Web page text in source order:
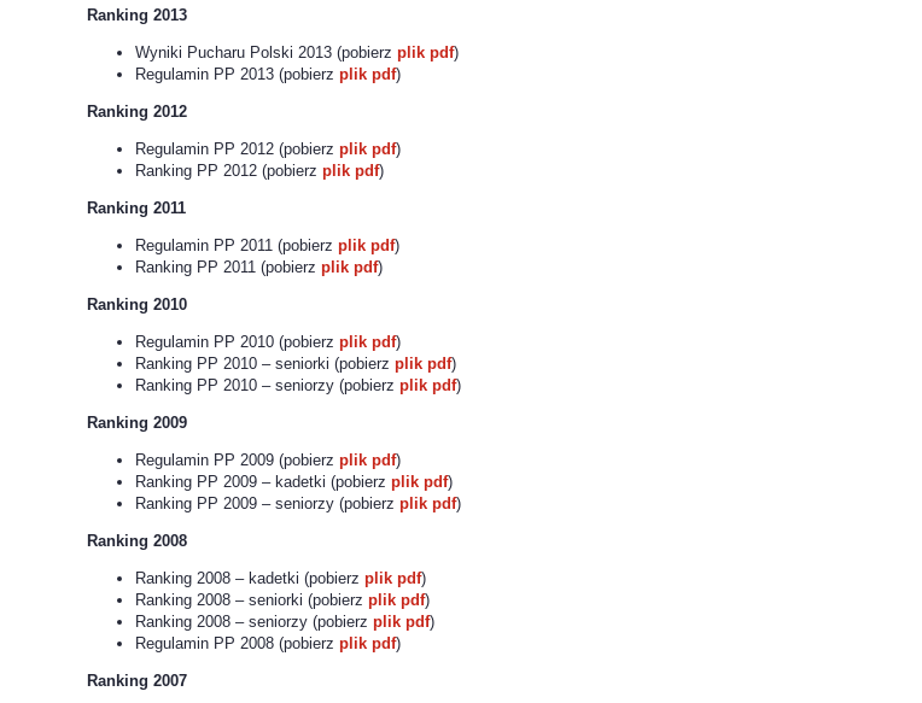
Ranking 2013
Wyniki Pucharu Polski 2013 (pobierz plik pdf)
Regulamin PP 2013 (pobierz plik pdf)
Ranking 2012
Regulamin PP 2012 (pobierz plik pdf)
Ranking PP 2012 (pobierz plik pdf)
Ranking 2011
Regulamin PP 2011 (pobierz plik pdf)
Ranking PP 2011 (pobierz plik pdf)
Ranking 2010
Regulamin PP 2010 (pobierz plik pdf)
Ranking PP 2010 – seniorki (pobierz plik pdf)
Ranking PP 2010 – seniorzy (pobierz plik pdf)
Ranking 2009
Regulamin PP 2009 (pobierz plik pdf)
Ranking PP 2009 – kadetki (pobierz plik pdf)
Ranking PP 2009 – seniorzy (pobierz plik pdf)
Ranking 2008
Ranking 2008 – kadetki (pobierz plik pdf)
Ranking 2008 – seniorki (pobierz plik pdf)
Ranking 2008 – seniorzy (pobierz plik pdf)
Regulamin PP 2008 (pobierz plik pdf)
Ranking 2007